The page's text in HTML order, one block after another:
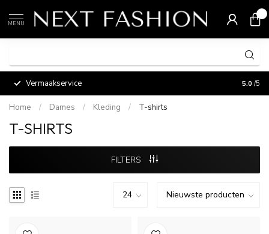
MENU
Vermaakservice 5.0 /5
Home / Dames / Kleding / T-shirts
T-SHIRTS
FILTERS